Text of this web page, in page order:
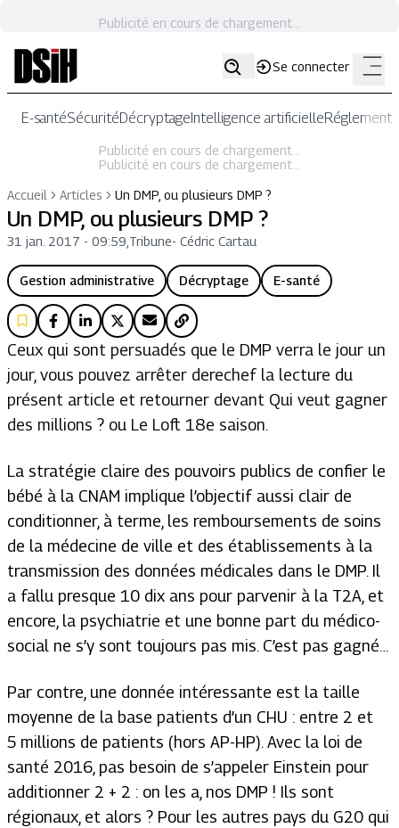
Publicité en cours de chargement...
Se connecter
E-santéSécuritéDécryptageIntelligence artificielle
Publicité en cours de chargement...
Publicité en cours de chargement...
Accueil
Articles Un DMP, ou plusieurs DMP ?
Un DMP, ou plusieurs DMP ?
31 jan. 2017 - 09:59 Tribune- Cédric Cartau
Gestion administrative Décryptage E-santé
Ceux qui sont persuadés que le DMP verra le jour un
jour, vous pouvez arrêter derechef la lecture du
présent article et retourner devant Qui veut gagner
des millions ? ou Le Loft 18e saison.
La stratégie claire des pouvoirs publics de confier le
bébé à la CNAM implique l’objectif aussi clair de
conditionner, à terme, les remboursements de soins
de la médecine de ville et des établissements à la
transmission des données médicales dans le DMP. Il
a fallu presque 10 dix ans pour parvenir à la T2A, et
encore, la psychiatrie et une bonne part du médico-
social ne s’y sont toujours pas mis. C’est pas gagné…
Par contre, une donnée intéressante est la taille
moyenne de la base patients d’un CHU : entre 2 et
5 millions de patients (hors AP-HP). Avec la loi de
santé 2016, pas besoin de s’appeler Einstein pour
additionner 2 + 2 : on les a, nos DMP ! Ils sont
régionaux, et alors ? Pour les autres pays du G20 qui